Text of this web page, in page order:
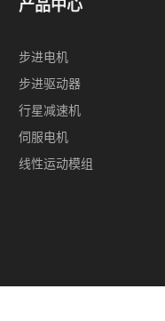
产品中心
步进电机
步进驱动器
行星减速机
伺服电机
线性运动模组